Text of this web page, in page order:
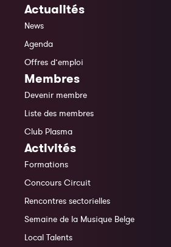
Actualités
News
Agenda
Offres d’emploi
Membres
Devenir membre
Liste des membres
Club Plasma
Activités
Formations
Concours Circuit
Rencontres sectorielles
Semaine de la Musique Belge
Local Talents